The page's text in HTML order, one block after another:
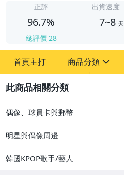
正評
96.7%
總評價 28
出貨速度
7~8 天
首頁主打 商品分類
其它
[全店] 粉絲專享
[全店] 周年慶
偶像、球員卡與郵幣
明星與偶像周邊
韓國KPOP歌手/藝人